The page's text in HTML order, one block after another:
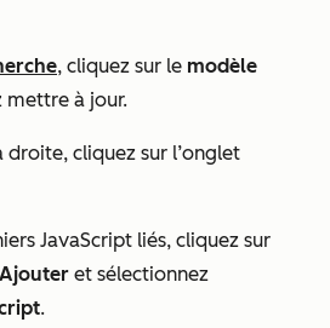
, cliquez sur le modèle
mettre à jour.
droite, cliquez sur l’onglet
JavaScript liés, cliquez sur
Ajouter et sélectionnez
.